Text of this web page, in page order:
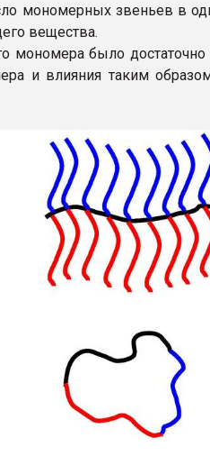
мономерных звеньев в
вещества.
мономера было достаточно
и влияния таким